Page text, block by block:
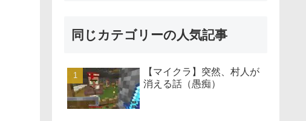
同じカテゴリーの人気記事
【マイクラ】突然、村人が
消える話（愚痴）